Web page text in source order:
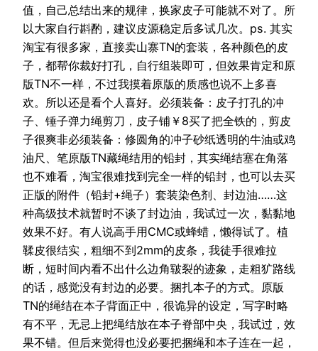
值，自己总结出来的规律，换家皮子可能就不对了。所
以大家自行斟酌，建议皮源稳定后多试几次。ps. 其实
淘宝有很多家，直接卖山寨TN的套装，各种颜色的皮
子，都帮你裁好打孔，自行组装即可，但效果肯定和原
版TN不一样，不过我摸着原版的质感也说不上多喜
欢。所以还是看个人喜好。必须装备：皮子打孔的冲
子、锤子弹力绳剪刀，皮子铺￥8买了把全铁的，剪皮
子很爽非必须装备：修圆角的冲子砂纸透明的牛油或鸡
油尺、笔原版TN藏绳结用的铅封，其实绳结塞在角落
也不难看，淘宝很难找到完全一样的铅封，也可以去买
正版的附件（铅封+绳子）套装染色剂、封边油……这
种高级技术就暂时不谈了封边油，我试过一次，黏黏地
效果不好。有人说高手用CMC或蜂蜡，懒得试了。植
鞣皮很结实，粗细不到2mm的皮条，我徒手很难拉
断，短时间内看不出什么边角皲裂的迹象，走粗犷路线
的话，感觉没有封边的必要。捆扎本子的方式。原版
TN的绳结在本子背面正中，很诡异的设定，写字时略
有不平，无忌上把绳结放在本子脊部中央，我试过，效
果不错。但后来觉得也没必要把捆绳和本子连在一起，